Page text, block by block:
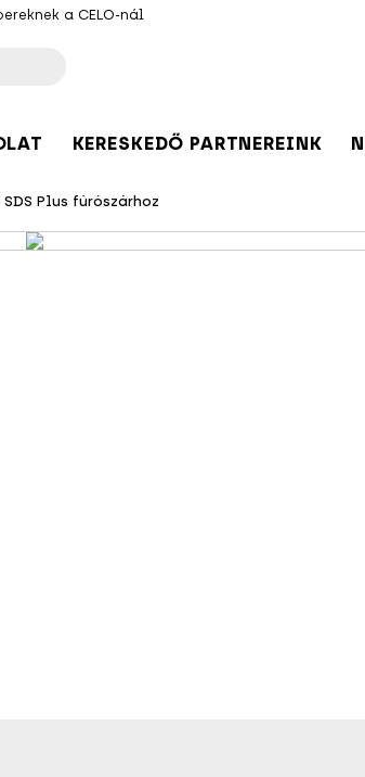
a CELO-nál
KERESKEDŐ PARTNEREINK
Plus fúrószárhoz